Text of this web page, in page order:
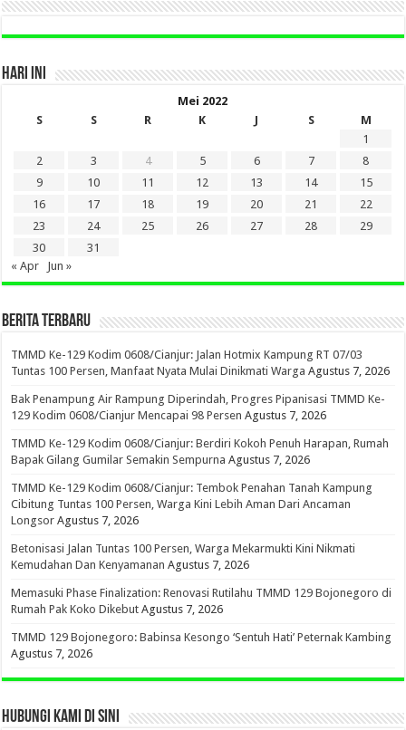
HARI INI
Mei 2022
S
S R K J S
M
1
2
3 4 5 6 7
8
9
10 11 12 13 14
15
16
17 18 19 20 21
22
23
24 25 26 27 28
29
30
31
« Apr
Jun »
BERITA TERBARU
TMMD Ke-129 Kodim 0608/Cianjur: Jalan Hotmix Kampung RT 07/03
Tuntas 100 Persen, Manfaat Nyata Mulai Dinikmati Warga Agustus 7, 2026
Bak Penampung Air Rampung Diperindah, Progres Pipanisasi TMMD Ke-
129 Kodim 0608/Cianjur Mencapai 98 Persen Agustus 7, 2026
TMMD Ke-129 Kodim 0608/Cianjur: Berdiri Kokoh Penuh Harapan, Rumah
Bapak Gilang Gumilar Semakin Sempurna Agustus 7, 2026
TMMD Ke-129 Kodim 0608/Cianjur: Tembok Penahan Tanah Kampung
Cibitung Tuntas 100 Persen, Warga Kini Lebih Aman Dari Ancaman
Longsor Agustus 7, 2026
Betonisasi Jalan Tuntas 100 Persen, Warga Mekarmukti Kini Nikmati
Kemudahan Dan Kenyamanan Agustus 7, 2026
Memasuki Phase Finalization: Renovasi Rutilahu TMMD 129 Bojonegoro di
Rumah Pak Koko Dikebut Agustus 7, 2026
TMMD 129 Bojonegoro: Babinsa Kesongo ‘Sentuh Hati’ Peternak Kambing
Agustus 7, 2026
HUBUNGI KAMI DI SINI